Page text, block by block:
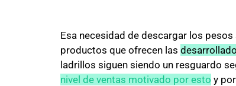
Esa necesidad de descargar los
productos que ofrecen las
ladrillos siguen siendo un resguardo
nivel de ventas motivado por esto y